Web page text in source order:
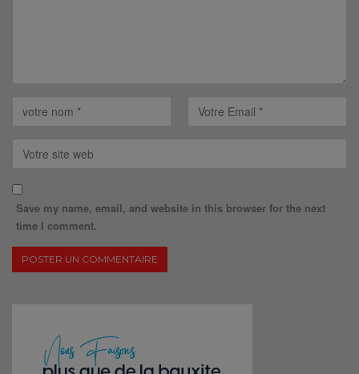
Save my name, email, and website in this browser for the next
time I comment.